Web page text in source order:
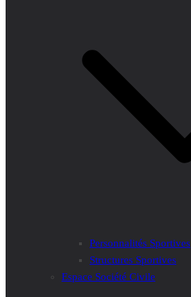
Personnalités Sportives
Structures Sportives
Espace Société Civile